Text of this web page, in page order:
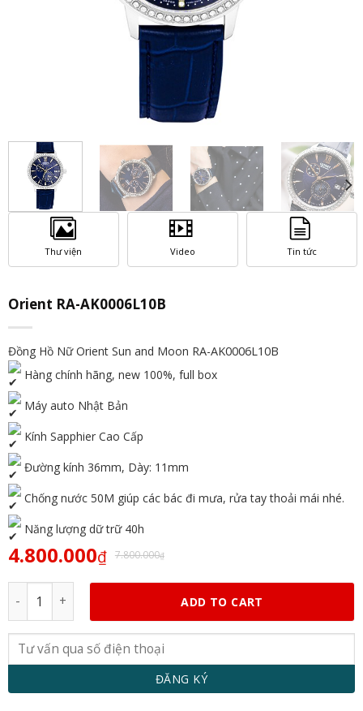
Thư viện Video Tin tức
Orient RA-AK0006L10B
Đồng Hồ Nữ Orient Sun and Moon RA-AK0006L10B
Hàng chính hãng, new 100%, full box
Máy auto Nhật Bản
Kính Sapphier Cao Cấp
Đường kính 36mm, Dày: 11mm
Chống nước 50M giúp các bác đi mưa, rửa tay thoải mái nhé.
Năng lượng dữ trữ 40h
4.800.000₫ 7.800.000₫
ADD TO CART